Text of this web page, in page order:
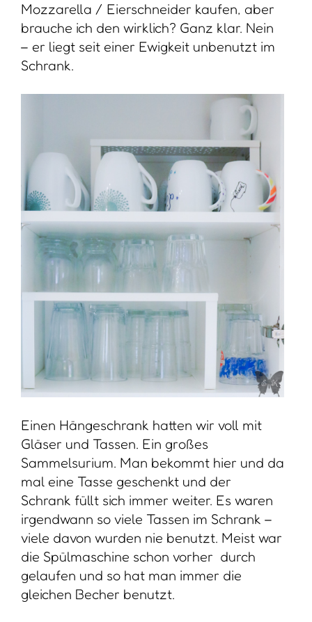
Mozzarella / Eierschneider kaufen, aber
brauche ich den wirklich? Ganz klar. Nein
– er liegt seit einer Ewigkeit unbenutzt im
Schrank.
Einen Hängeschrank hatten wir voll mit
Gläser und Tassen. Ein großes
Sammelsurium. Man bekommt hier und da
mal eine Tasse geschenkt und der
Schrank füllt sich immer weiter. Es waren
irgendwann so viele Tassen im Schrank –
viele davon wurden nie benutzt. Meist war
die Spülmaschine schon vorher durch
gelaufen und so hat man immer die
gleichen Becher benutzt.